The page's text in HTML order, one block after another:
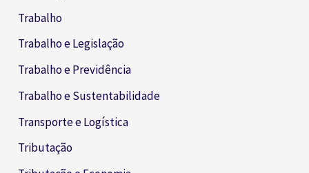
Trabalho
Trabalho e Legislação
Trabalho e Previdência
Trabalho e Sustentabilidade
Transporte e Logística
Tributação